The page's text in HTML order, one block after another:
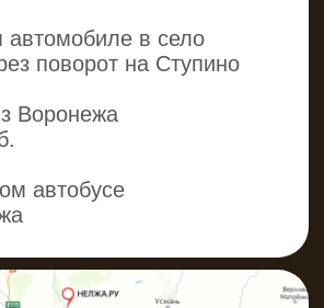
Блог
билетов
ДЕНЬ!